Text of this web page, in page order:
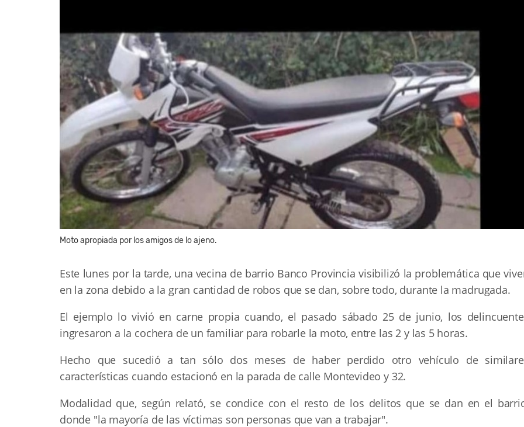
Moto apropiada por los amigos de lo ajeno.
Este lunes por la tarde, una vecina de barrio Banco Provincia visibilizó la problemática que
en la zona debido a la gran cantidad de robos que se dan, sobre todo, durante la madrugada.
El ejemplo lo vivió en carne propia cuando, el pasado sábado 25 de junio, los
ingresaron a la cochera de un familiar para robarle la moto, entre las 2 y las 5 horas.
Hecho que sucedió a tan sólo dos meses de haber perdido otro vehículo de
características cuando estacionó en la parada de calle Montevideo y 32.
Modalidad que, según relató, se condice con el resto de los delitos que se dan en el
donde "la mayoría de las víctimas son personas que van a trabajar".